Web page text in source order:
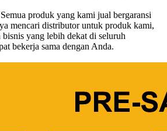
produk yang kami jual bergaransi
mencari distributor untuk produk kami,
yang lebih dekat di seluruh
bekerja sama dengan Anda.